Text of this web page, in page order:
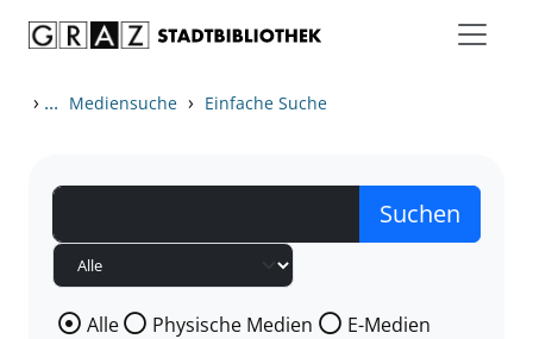
› ... Mediensuche › Einfache Suche
Wählen Sie die Medienart nach der Sie suchen wollen.
Alle Physische Medien
E-Medien